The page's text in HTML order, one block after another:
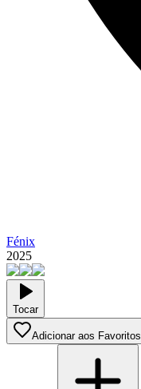
Fénix
2025
Tocar
Adicionar aos Favoritos